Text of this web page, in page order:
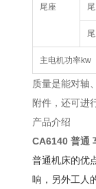
尾座
主电机功率kw
质量是能对轴
附件，还可进
产品介绍
CA6140 普通
普通机床的优
响，另外工人